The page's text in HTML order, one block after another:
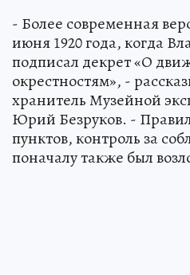
- Более современная
июня 1920 года, когда
подписал декрет «О
окрестностям», -
хранитель Музейной
Юрий Безруков. -
пунктов, контроль за
поначалу также был